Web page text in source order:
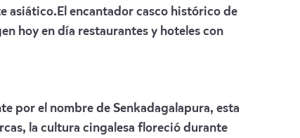
asiático.El encantador casco histórico de
hoy en día restaurantes y hoteles con
por el nombre de Senkadagalapura, esta
la cultura cingalesa floreció durante